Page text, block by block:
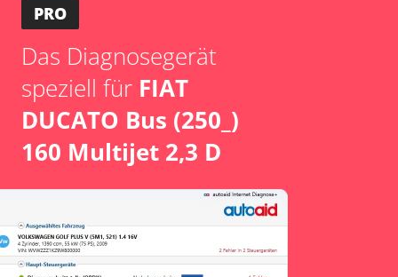
PRO
Das Diagnosegerät
speziell für FIAT
DUCATO Bus (250_)
160 Multijet 2,3 D